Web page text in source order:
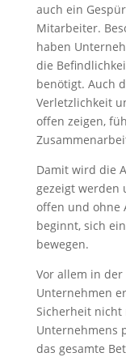
auch ein
Mitarbeiter.
haben
die
benötigt. Auch
Verletzlichkeit
offen zeigen,
Damit wird die
gezeigt werden
offen und ohne
beginnt, sich
bewegen.
Vor allem in der
Unternehmen
Sicherheit nicht
Unternehmens
das gesamte